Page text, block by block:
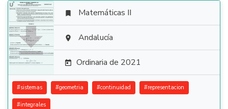

 Matemáticas II
 Andalucía
 Ordinaria de 2021
#sistemas #geometria #continuidad #representacion
#integrales